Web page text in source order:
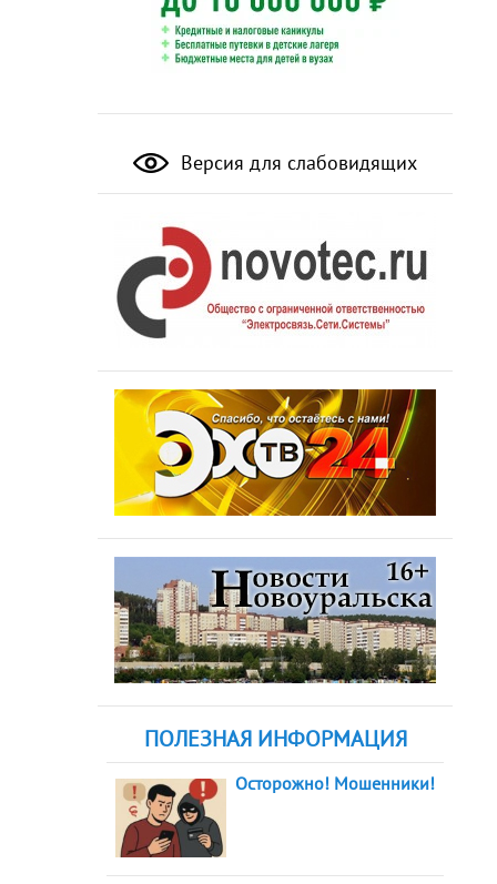
Версия для слабовидящих
ПОЛЕЗНАЯ ИНФОРМАЦИЯ
Осторожно! Мошенники!